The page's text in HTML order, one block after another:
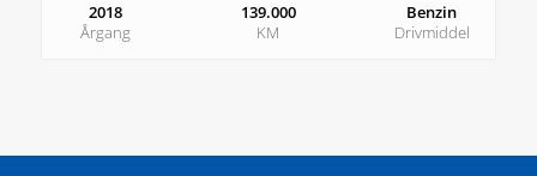
2018
Årgang
139.000
KM
Benzin
Drivmiddel